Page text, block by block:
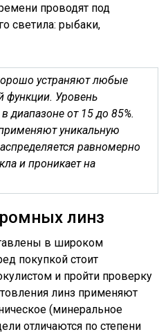
проводят под
светила: рыбаки,
устраняют любые
функции. Уровень
диапазоне от 15 до 85%.
уникальную
равномерно
и проникает на
линз
в широком
покупкой стоит
и пройти проверку
линз применяют
(минеральное
отличаются по степени